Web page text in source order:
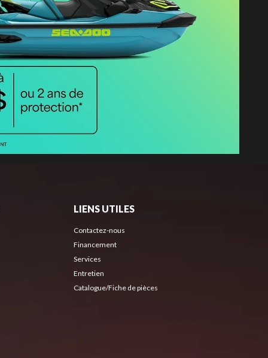
LIENS UTILES
Contactez-nous
Financement
Services
Entretien
Catalogue/Fiche de pièces